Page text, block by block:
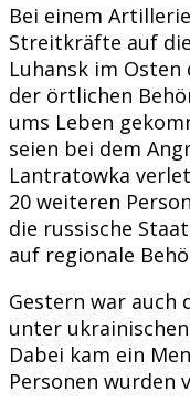
Bei einem
Streitkräfte auf
Luhansk im
der örtlichen
ums Leben
seien bei dem
Lantratowka
20 weiteren
die russische
auf regionale
Gestern war auch
unter
Dabei kam ein
Personen wurden